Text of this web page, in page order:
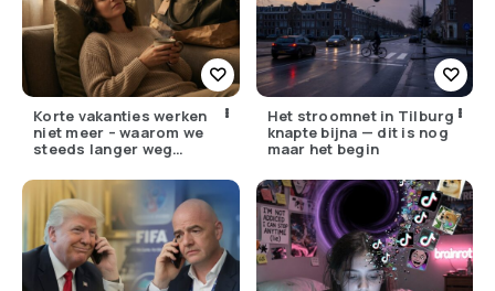
Korte vakanties werken
niet meer – waarom we
steeds langer weg
Het stroomnet in Tilburg
knapte bijna — dit is nog
maar het begin